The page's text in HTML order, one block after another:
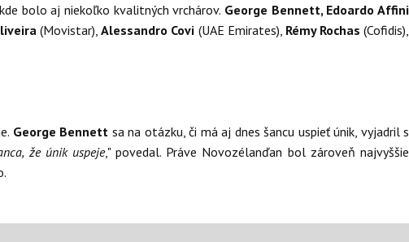
bolo aj niekoľko kvalitných vrchárov. George Bennett, Edoardo Affini
(Movistar),Alessandro Covi (UAE Emirates), Rémy Rochas (Cofidis),
George Bennett sa na otázku, či má aj dnes šancu uspieť únik, vyjadril s
že únik uspeje," povedal. Práve Novozélanďan bol zároveň najvyššie